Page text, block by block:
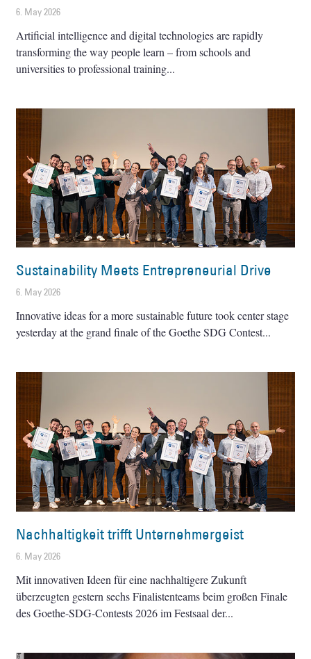
6. May 2026
Artificial intelligence and digital technologies are rapidly
transforming the way people learn – from schools and
universities to professional training
Sustainability Meets Entrepreneurial Drive
6. May 2026
Innovative ideas for a more sustainable future took center stage
yesterday at the grand finale of the Goethe SDG Contest
Nachhaltigkeit trifft Unternehmergeist
6. May 2026
Mit innovativen Ideen für eine nachhaltigere Zukunft
überzeugten gestern sechs Finalistenteams beim großen Finale
des Goethe-SDG-Contests 2026 im Festsaal der